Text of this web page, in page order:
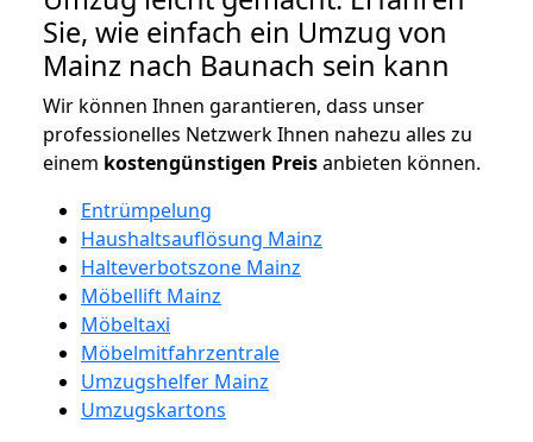
Sie, wie einfach ein Umzug von
Mainz nach Baunach sein kann
Wir können Ihnen garantieren, dass unser
professionelles Netzwerk Ihnen nahezu alles zu
einem kostengünstigen Preisanbieten können.
Entrümpelung
Haushaltsauflösung Mainz
Halteverbotszone Mainz
Möbellift Mainz
Möbeltaxi
Möbelmitfahrzentrale
Umzugshelfer Mainz
Umzugskartons